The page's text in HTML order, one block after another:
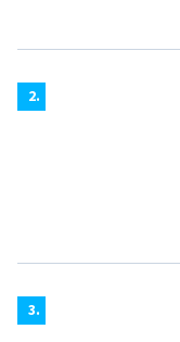
2.
3.